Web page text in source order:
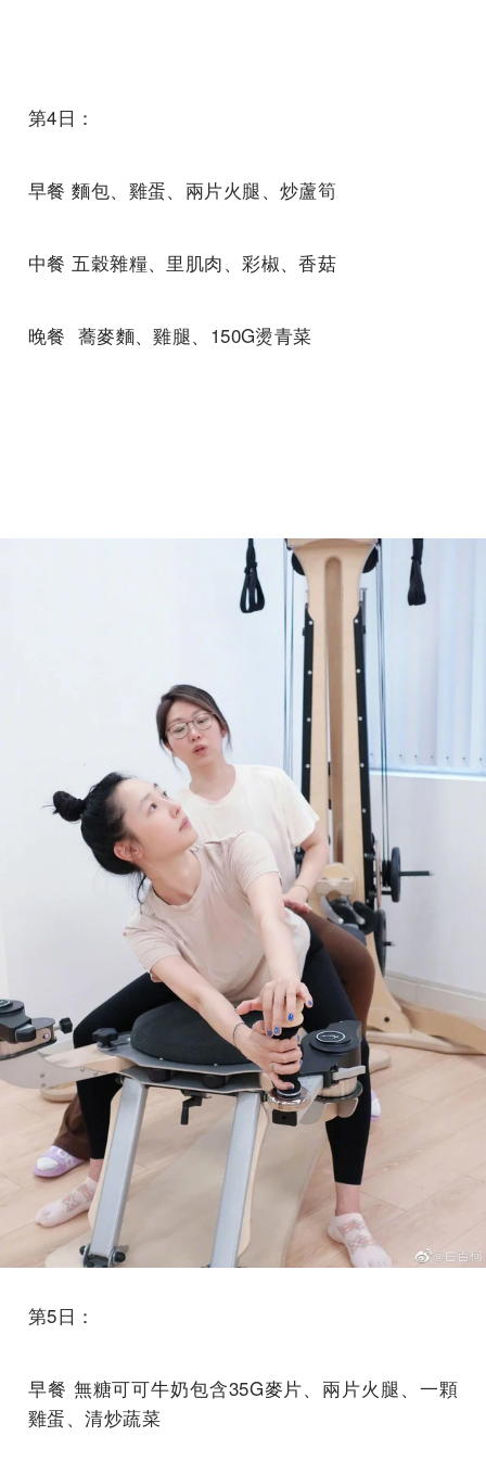
第4日：
早餐 麵包、雞蛋、兩片火腿、炒蘆筍
中餐 五穀雜糧、里肌肉、彩椒、香菇
晚餐 蕎麥麵、雞腿、150G燙青菜
第5日：
早餐 無糖可可牛奶包含35G麥片、兩片火腿、一顆
雞蛋、清炒蔬菜